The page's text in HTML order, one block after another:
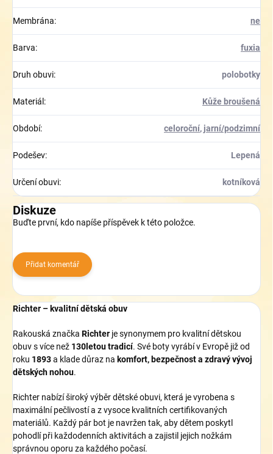
Membrána: ne
Barva: fuxia
Druh obuvi: polobotky
Materiál : Kůže broušená
Období: celoroční, jarní/podzimní
Podešev: Lepená
Určení obuvi: kotníková
Diskuze
Buďte první, kdo napíše příspěvek k této položce.
Přidat komentář
Richter – kvalitní dětská obuv
Rakouská značka Richter je synonymem pro kvalitní dětskou
obuv s více než 130letou tradicí. Své boty vyrábí v Evropě již od
roku 1893a klade důraz na komfort, bezpečnost a zdravý vývoj
dětských nohou.
Richter nabízí široký výběr dětské obuvi, která je vyrobena s
maximální pečlivostí a z vysoce kvalitních certifikovaných
materiálů. Každý pár bot je navržen tak, aby dětem poskytl
pohodlí při každodenních aktivitách a zajistil jejich nožkám
správnou oporu za každého počasí.